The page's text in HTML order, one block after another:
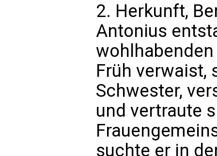
2. Herkunft,
Antonius
Früh verwaist,
Schwester,
und vertraute
suchte er in